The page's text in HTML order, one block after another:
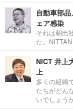
自動車部
ェア感染
それは朝出
た。
NICT 井上
上
多くの組織
たちがどん
いでしょう